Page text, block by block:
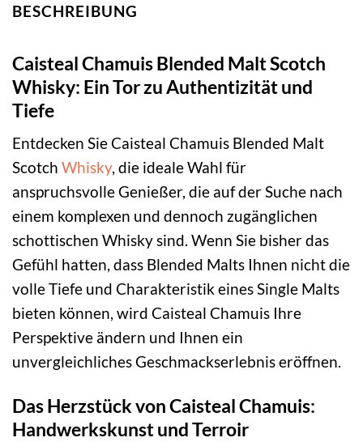
BESCHREIBUNG
Caisteal Chamuis Blended Malt Scotch
Whisky: Ein Tor zu Authentizität und
Tiefe
Entdecken Sie Caisteal Chamuis Blended Malt
Scotch Whisky, die ideale Wahl für
anspruchsvolle Genießer, die auf der Suche nach
einem komplexen und dennoch zugänglichen
schottischen Whisky sind. Wenn Sie bisher das
Gefühl hatten, dass Blended Malts Ihnen nicht die
volle Tiefe und Charakteristik eines Single Malts
bieten können, wird Caisteal Chamuis Ihre
Perspektive ändern und Ihnen ein
unvergleichliches Geschmackserlebnis eröffnen.
Das Herzstück von Caisteal Chamuis:
Handwerkskunst und Terroir